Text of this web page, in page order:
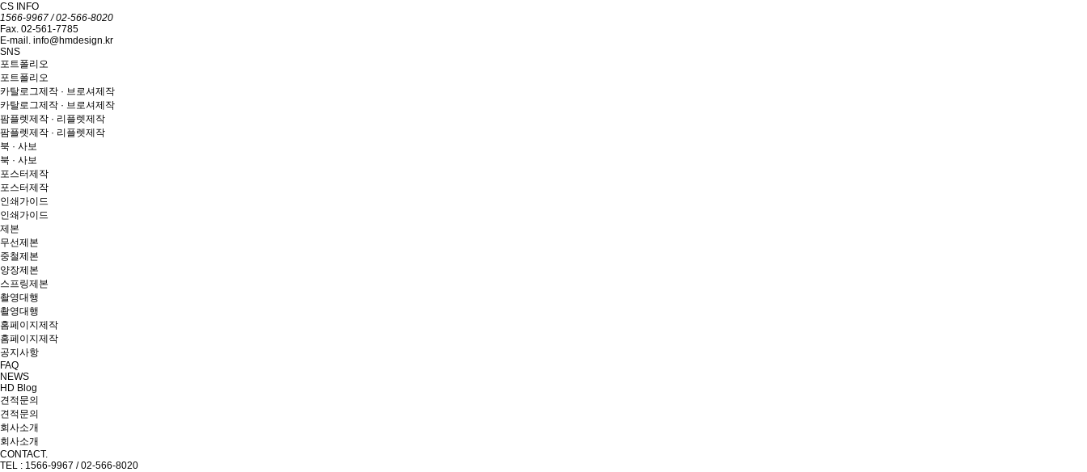
CS INFO
1566-9967 / 02-566-8020
Fax. 02-561-7785
E-mail. info@hmdesign.kr
SNS
포트폴리오
포트폴리오
카탈로그제작 · 브로셔제작
카탈로그제작 · 브로셔제작
팜플렛제작 · 리플렛제작
팜플렛제작 · 리플렛제작
북 · 사보
북 · 사보
포스터제작
포스터제작
인쇄가이드
인쇄가이드
제본
무선제본
중철제본
양장제본
스프링제본
촬영대행
촬영대행
홈페이지제작
홈페이지제작
공지사항
FAQ
NEWS
HD Blog
견적문의
견적문의
회사소개
회사소개
CONTACT.
TEL : 1566-9967 / 02-566-8020